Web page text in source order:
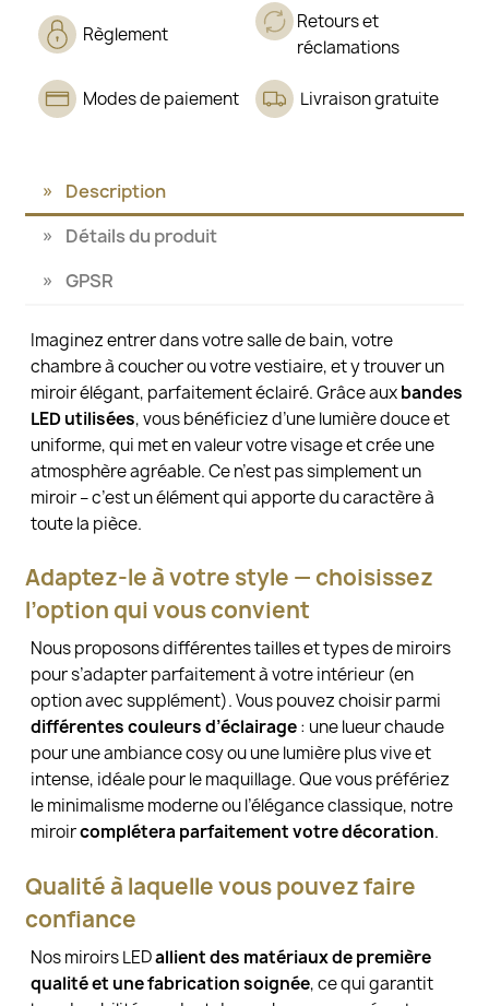
Règlement
Retours et
réclamations
Modes de paiement Livraison gratuite
Description
Détails du produit
GPSR
Imaginez entrer dans votre salle de bain, votre
chambre à coucher ou votre vestiaire, et y trouver un
miroir élégant, parfaitement éclairé. Grâce auxbandes
LED utilisées, vous bénéficiez d’une lumière douce et
uniforme, qui met en valeur votre visage et crée une
atmosphère agréable. Ce n’est pas simplement un
miroir – c’est un élément qui apporte du caractère à
toute la pièce.
Adaptez-le à votre style — choisissez
l’option qui vous convient
Nous proposons différentes tailles et types de miroirs
pour s’adapter parfaitement à votre intérieur (en
option avec supplément). Vous pouvez choisir parmi
différentes couleurs d’éclairage: une lueur chaude
pour une ambiance cosy ou une lumière plus vive et
intense, idéale pour le maquillage. Que vous préfériez
le minimalisme moderne ou l’élégance classique, notre
miroircomplétera parfaitement votre décoration.
Qualité à laquelle vous pouvez faire
confiance
Nos miroirs LEDallient des matériaux de première
qualité et une fabrication soignée, ce qui garantit